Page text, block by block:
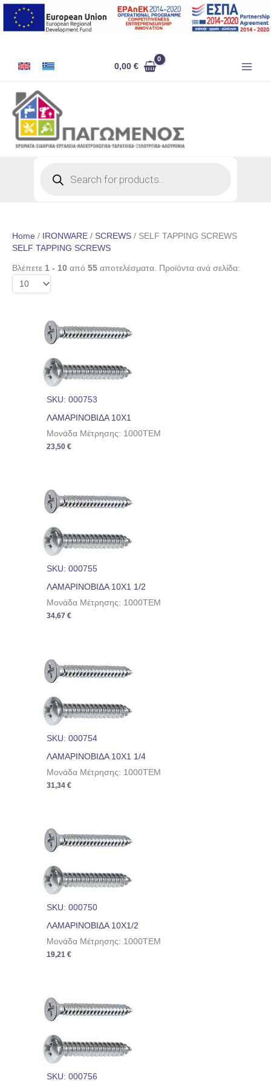
Skip
content
0,00€
Home / IRONWARE / SCREWS / SELF TAPPING SCREWS
SELF TAPPING SCREWS
Βλέπετε 1 - 10 από 55 αποτελέσματα. Προϊόντα ανά σελίδα:
SKU: 000753
ΛΑΜΑΡΙΝΟΒΙΔΑ 10Χ1
Μονάδα Μέτρησης: 1000TEM
23,50€
SKU: 000755
ΛΑΜΑΡΙΝΟΒΙΔΑ 10Χ1 1/2
Μονάδα Μέτρησης: 1000TEM
34,67€
SKU: 000754
ΛΑΜΑΡΙΝΟΒΙΔΑ 10Χ1 1/4
Μονάδα Μέτρησης: 1000TEM
31,34€
SKU: 000750
ΛΑΜΑΡΙΝΟΒΙΔΑ 10Χ1/2
Μονάδα Μέτρησης: 1000TEM
19,21€
SKU: 000756